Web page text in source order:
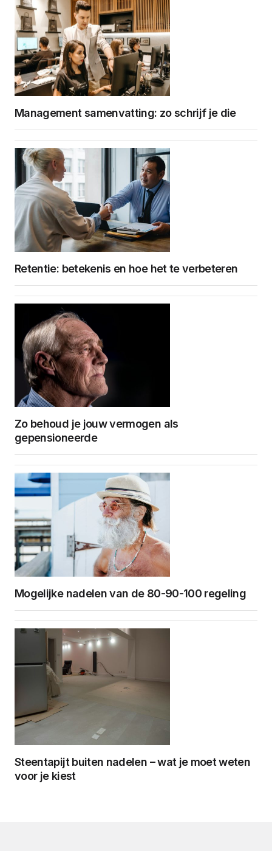
Management samenvatting: zo schrijf je die
Retentie: betekenis en hoe het te verbeteren
Zo behoud je jouw vermogen als
gepensioneerde
Mogelijke nadelen van de 80-90-100 regeling
Steentapijt buiten nadelen – wat je moet weten
voor je kiest